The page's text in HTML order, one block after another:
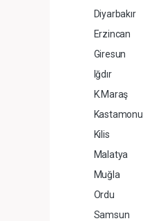
Diyarbakır
Erzincan
Giresun
Iğdır
K.Maraş
Kastamonu
Kilis
Malatya
Muğla
Ordu
Samsun